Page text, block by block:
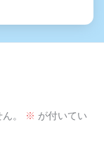
。 ※ が付いてい